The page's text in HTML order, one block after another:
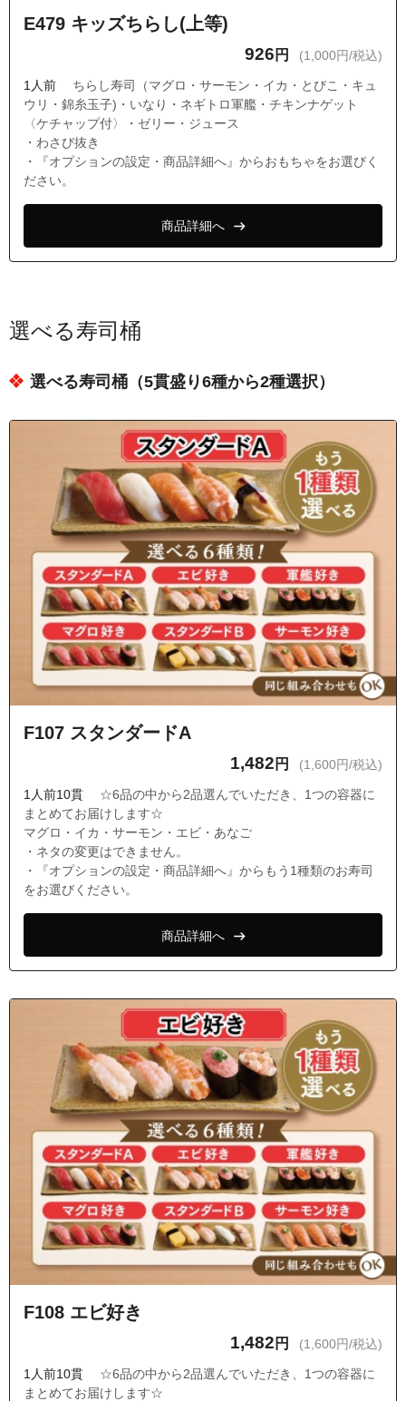
E479 キッズちらし(上等)
926 円 (1,000円/税込)
1人前
ちらし寿司（マグロ・サーモン・イカ・とびこ・キュ
ウリ・錦糸玉子)・いなり・ネギトロ軍艦・チキンナゲット
〈ケチャップ付〉・ゼリー・ジュース
・わさび抜き
・『オプションの設定・商品詳細へ』からおもちゃをお選びく
ださい。
商品詳細へ
選べる寿司桶
選べる寿司桶（5貫盛り6種から2種選択）
F107 スタンダードA
1,482 円 (1,600円/税込)
1人前10貫
☆6品の中から2品選んでいただき、1つの容器に
まとめてお届けします☆
マグロ・イカ・サーモン・エビ・あなご
・ネタの変更はできません。
・『オプションの設定・商品詳細へ』からもう1種類のお寿司
をお選びください。
商品詳細へ
F108 エビ好き
1,482 円 (1,600円/税込)
1人前10貫
☆6品の中から2品選んでいただき、1つの容器に
まとめてお届けします☆